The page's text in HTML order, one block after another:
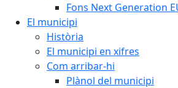
Fons Next Generation
El municipi
Història
El municipi en xifres
Com arribar-hi
Plànol del municipi